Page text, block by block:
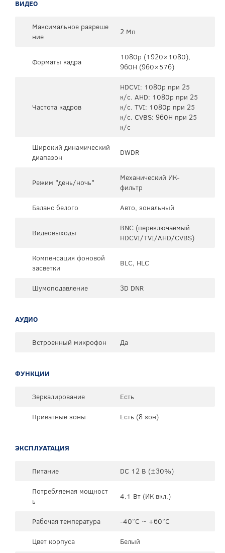
ВИДЕО
Максимальное разреше
ние
2 Мп
Форматы кадра
1080p (1920×1080),
960H (960×576)
Частота кадров
HDCVI: 1080p при 25
к/с. AHD: 1080p при 25
к/с. TVI: 1080p при 25
к/с. CVBS: 960H при 25
к/с
Широкий динамический
диапазон
DWDR
Режим "день/ночь"
Механический ИК-
фильтр
Баланс белого
Авто, зональный
Видеовыходы
BNC (переключаемый
HDCVI/TVI/AHD/CVBS)
Компенсация фоновой
засветки
BLC, HLC
Шумоподавление 3D DNR
АУДИО
Встроенный микрофон Да
ФУНКЦИИ
Зеркалирование
Есть
Приватные зоны
Есть (8 зон)
ЭКСПЛУАТАЦИЯ
Питание
DC 12 В (±30%)
Потребляемая мощност
ь
4.1 Вт (ИК вкл.)
Рабочая температура
-40°C ~ +60°C
Цвет корпуса
Белый